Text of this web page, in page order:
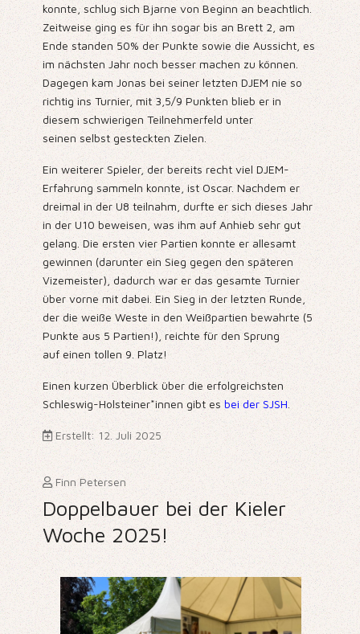
konnte, schlug sich Bjarne von Beginn an beachtlich.
Zeitweise ging es für ihn sogar bis an Brett 2, am
Ende standen 50% der Punkte sowie die Aussicht, es
im nächsten Jahr noch besser machen zu können.
Dagegen kam Jonas bei seiner letzten DJEM nie so
richtig ins Turnier, mit 3,5/9 Punkten blieb er in
diesem schwierigen Teilnehmerfeld unter
seinen selbst gesteckten Zielen.
Ein weiterer Spieler, der bereits recht viel DJEM-
Erfahrung sammeln konnte, ist Oscar. Nachdem er
dreimal in der U8 teilnahm, durfte er sich dieses Jahr
in der U10 beweisen, was ihm auf Anhieb sehr gut
gelang. Die ersten vier Partien konnte er allesamt
gewinnen (darunter ein Sieg gegen den späteren
Vizemeister), dadurch war er das gesamte Turnier
über vorne mit dabei. Ein Sieg in der letzten Runde,
der die weiße Weste in den Weißpartien bewahrte (5
Punkte aus 5 Partien!), reichte für den Sprung
auf einen tollen 9. Platz!
Einen kurzen Überblick über die erfolgreichsten
Schleswig-Holsteiner*innen gibt es bei der SJSH
Erstellt: 12. Juli 2025
Finn Petersen
Doppelbauer bei der Kieler
Woche 2025!